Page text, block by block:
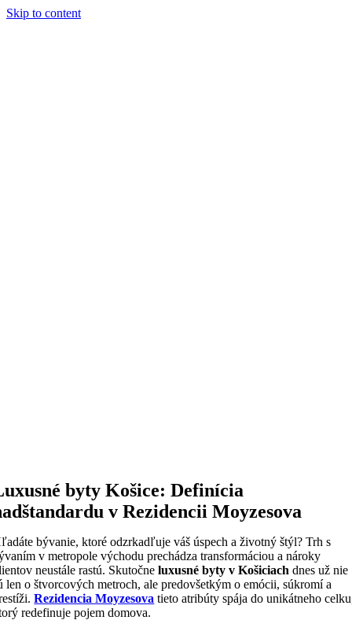
Skip to content
byty Košice: Definícia
v Rezidencii Moyzesova
bývanie, ktoré odzrkadľuje váš úspech a životný štýl? Trh s
v metropole východu prechádza transformáciou a nároky
neustále rastú. Skutočneluxusné byty v Košiciach dnes už nie
len o štvorcových metroch, ale predovšetkým o emócii, súkromí a
Rezidencia Moyzesova tieto atribúty spája do unikátneho
redefinuje pojem domova.